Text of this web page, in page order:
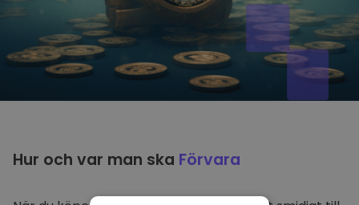
Hur och var man ska Förvara